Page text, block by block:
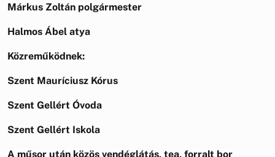
Márkus Zoltán polgármester
Halmos Ábel atya
Közreműködnek:
Szent Mauríciusz Kórus
Szent Gellért Óvoda
Szent Gellért Iskola
A műsor után közös vendéglátás, tea, forralt bor